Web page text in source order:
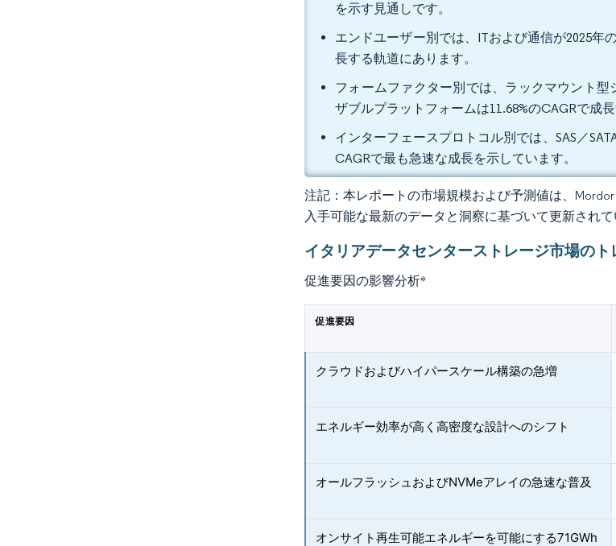
を示す見通しです。
エンドユーザー別では、ITおよび通信が2025年
長する軌道にあります。
フォームファクター別では、ラックマウント型
ザブルプラットフォームは11.68%のCAGRで成
インターフェースプロトコル別では、SAS／
CAGRで最も急速な成長を示しています。
注記：本レポートの市場規模および予測値は、
入手可能な最新のデータと洞察に基づいて更新されて
イタリアデータセンターストレージ市場のト
促進要因の影響分析*
促進要因
クラウドおよびハイパースケール構築の急増
エネルギー効率が高く高密度な設計へのシフト
オールフラッシュおよびNVMeアレイの急速な普及
オンサイト再生可能エネルギーを可能にする71GWh